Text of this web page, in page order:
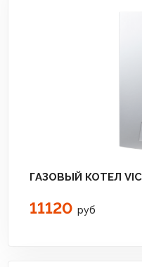
ГАЗОВЫЙ КОТЕЛ
11120 руб